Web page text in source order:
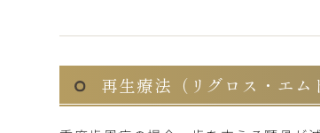
再生療法 （リグロス・エム